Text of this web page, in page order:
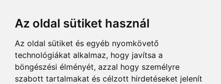
Az oldal sütiket használ
Az oldal sütiket és egyéb nyomkövető
technológiákat alkalmaz, hogy javítsa a
böngészési élményét, azzal hogy személyre
szabott tartalmakat és célzott hirdetéseket jelenít